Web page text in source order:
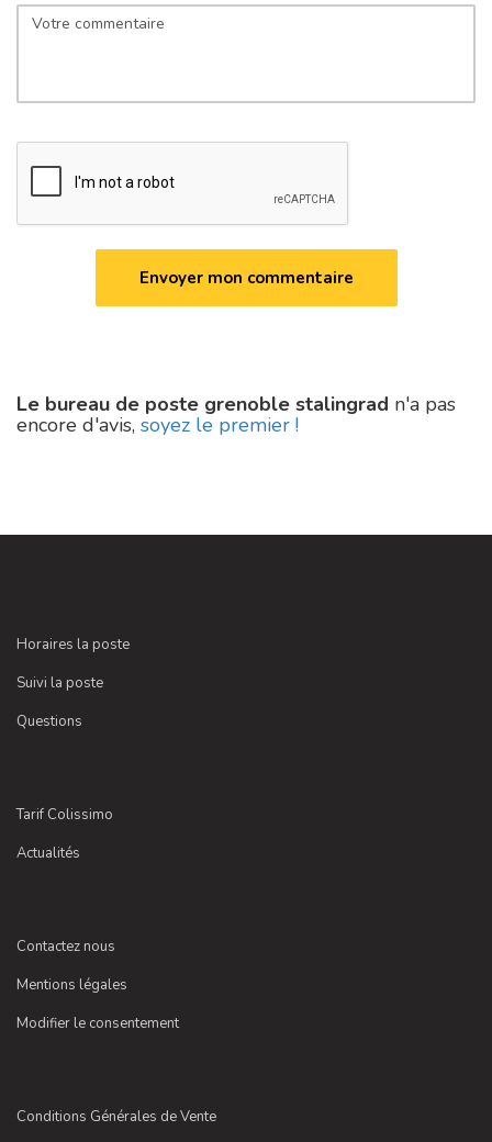
Le bureau de poste grenoble stalingrad n'a pas
encore d'avis, soyez le premier !
Horaires la poste
Suivi la poste
Questions
Tarif Colissimo
Actualités
Contactez nous
Mentions légales
Modifier le consentement
Conditions Générales de Vente